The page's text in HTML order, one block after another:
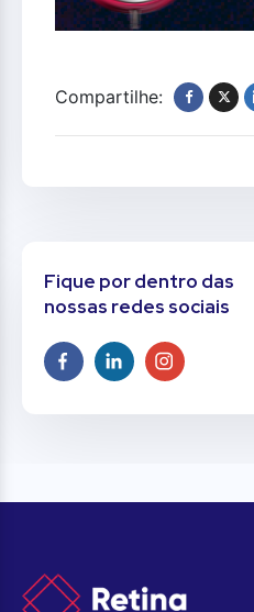
Compartilhe:
Fique por dentro das
nossas redes sociais